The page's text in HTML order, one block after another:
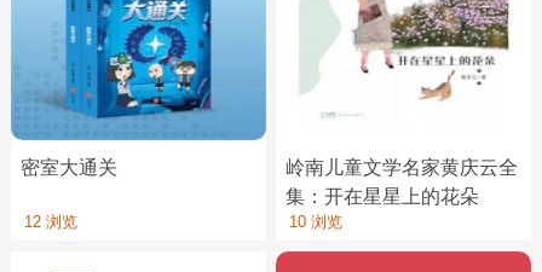
密室大通关
12 浏览
岭南儿童文学名家黄庆云全
集：开在星星上的花朵
10 浏览